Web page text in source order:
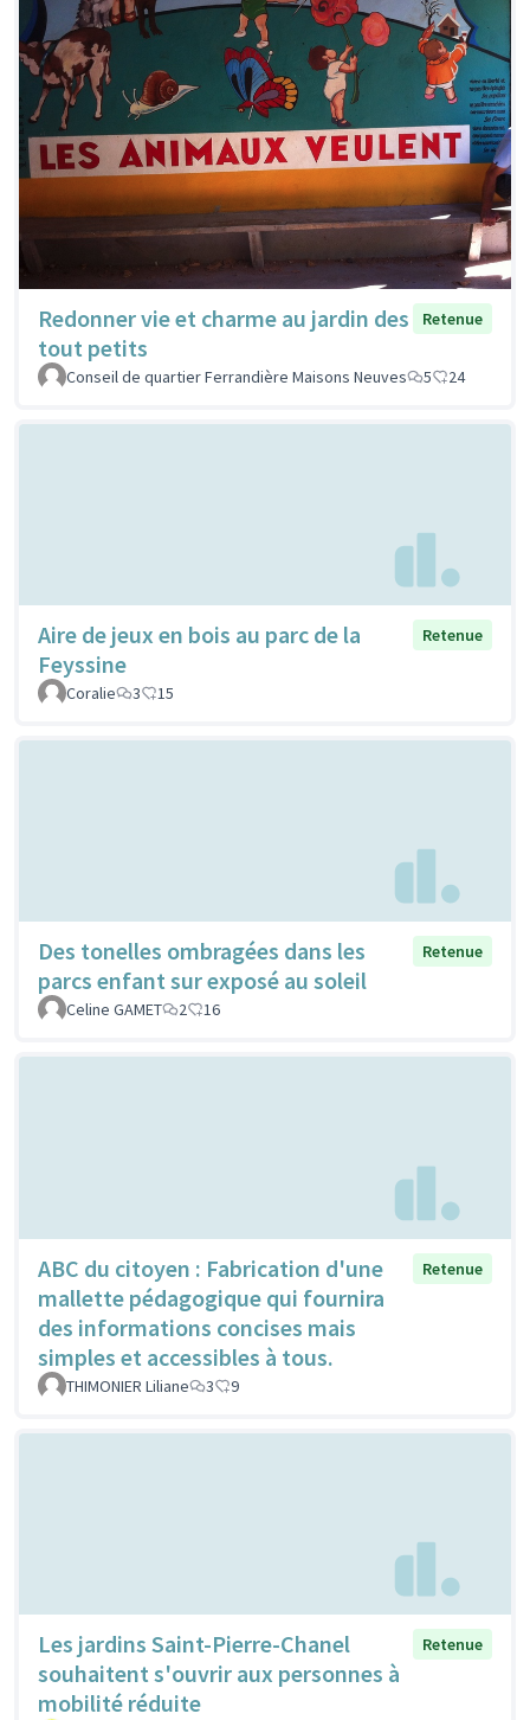
Redonner vie et charme au jardin des
tout petits
Retenue
Conseil de quartier Ferrandière Maisons Neuves 5 24
Aire de jeux en bois au parc de la
Feyssine
Retenue
Coralie 3 15
Des tonelles ombragées dans les
parcs enfant sur exposé au soleil
Retenue
Celine GAMET 2 16
ABC du citoyen : Fabrication d'une
mallette pédagogique qui fournira
des informations concises mais
simples et accessibles à tous.
Retenue
THIMONIER Liliane 3 9
Les jardins Saint-Pierre-Chanel
souhaitent s'ouvrir aux personnes à
mobilité réduite
Retenue